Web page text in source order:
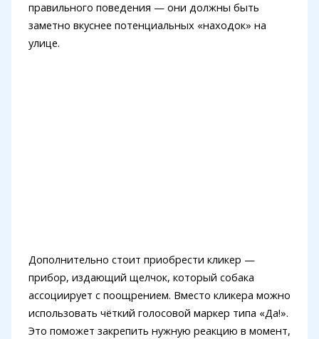
правильного поведения — они должны быть
заметно вкуснее потенциальных «находок» на
улице.
Дополнительно стоит приобрести кликер —
прибор, издающий щелчок, который собака
ассоциирует с поощрением. Вместо кликера можно
использовать чёткий голосовой маркер типа «Да!».
Это поможет закрепить нужную реакцию в момент,